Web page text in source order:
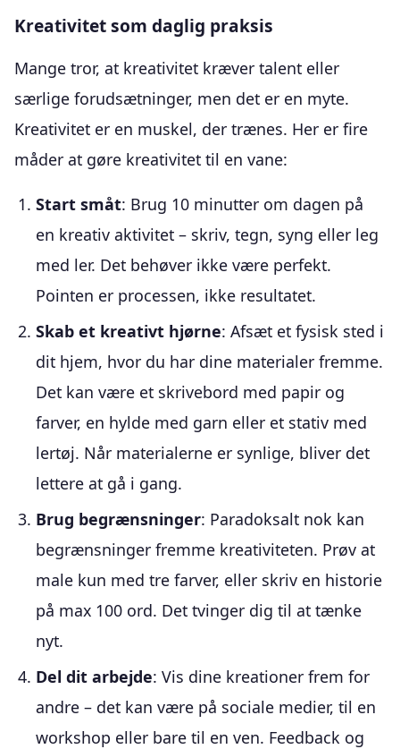
Kreativitet som daglig praksis
Mange tror, at kreativitet kræver talent eller
særlige forudsætninger, men det er en myte.
Kreativitet er en muskel, der trænes. Her er fire
måder at gøre kreativitet til en vane:
Start småt: Brug 10 minutter om dagen på
en kreativ aktivitet – skriv, tegn, syng eller leg
med ler. Det behøver ikke være perfekt.
Pointen er processen, ikke resultatet.
Skab et kreativt hjørne: Afsæt et fysisk sted i
dit hjem, hvor du har dine materialer fremme.
Det kan være et skrivebord med papir og
farver, en hylde med garn eller et stativ med
lertøj. Når materialerne er synlige, bliver det
lettere at gå i gang.
Brug begrænsninger: Paradoksalt nok kan
begrænsninger fremme kreativiteten. Prøv at
male kun med tre farver, eller skriv en historie
på max 100 ord. Det tvinger dig til at tænke
nyt.
Del dit arbejde: Vis dine kreationer frem for
andre – det kan være på sociale medier, til en
workshop eller bare til en ven. Feedback og